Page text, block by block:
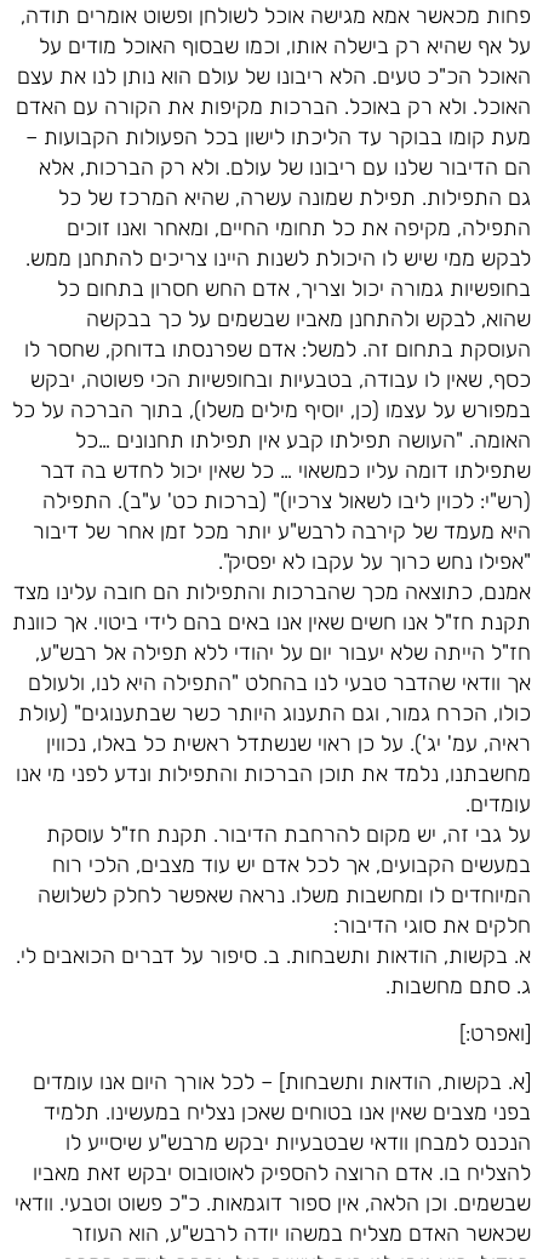
פחות מכאשר אמא מגישה אוכל לשולחן ופשוט אומרים תודה,
על אף שהיא רק בישלה אותו, וכמו שבסוף האוכל מודים על
האוכל הכ"כ טעים. הלא ריבונו של עולם הוא נותן לנו את עצם
האוכל. ולא רק באוכל. הברכות מקיפות את הקורה עם האדם
מעת קומו בבוקר עד הליכתו לישון בכל הפעולות הקבועות –
הם הדיבור שלנו עם ריבונו של עולם. ולא רק הברכות, אלא
גם התפילות. תפילת שמונה עשרה, שהיא המרכז של כל
התפילה, מקיפה את כל תחומי החיים, ומאחר ואנו זוכים
לבקש ממי שיש לו היכולת לשנות היינו צריכים להתחנן ממש.
בחופשיות גמורה יכול וצריך, אדם החש חסרון בתחום כל
שהוא, לבקש ולהתחנן מאביו שבשמים על כך בבקשה
העוסקת בתחום זה. למשל: אדם שפרנסתו בדוחק, שחסר לו
כסף, שאין לו עבודה, בטבעיות ובחופשיות הכי פשוטה, יבקש
במפורש על עצמו (כן, יוסיף מילים משלו), בתוך הברכה על כל
האומה. "העושה תפילתו קבע אין תפילתו תחנונים …כל
שתפילתו דומה עליו כמשאוי … כל שאין יכול לחדש בה דבר
(רש"י: לכוין ליבו לשאול צרכיו)" (ברכות כט' ע"ב). התפילה
היא מעמד של קירבה לרבש"ע יותר מכל זמן אחר של דיבור
"אפילו נחש כרוך על עקבו לא יפסיק".
אמנם, כתוצאה מכך שהברכות והתפילות הם חובה עלינו מצד
תקנת חז"ל אנו חשים שאין אנו באים בהם לידי ביטוי. אך כוונת
חז"ל הייתה שלא יעבור יום על יהודי ללא תפילה אל רבש"ע,
אך וודאי שהדבר טבעי לנו בהחלט "התפילה היא לנו, ולעולם
כולו, הכרח גמור, וגם התענוג היותר כשר שבתענוגים" (עולת
ראיה, עמ' יג'). על כן ראוי שנשתדל ראשית כל באלו, נכווין
מחשבתנו, נלמד את תוכן הברכות והתפילות ונדע לפני מי אנו
עומדים.
על גבי זה, יש מקום להרחבת הדיבור. תקנת חז"ל עוסקת
במעשים הקבועים, אך לכל אדם יש עוד מצבים, הלכי רוח
המיוחדים לו ומחשבות משלו. נראה שאפשר לחלק לשלושה
חלקים את סוגי הדיבור:
א. בקשות, הודאות ותשבחות. ב. סיפור על דברים הכואבים לי.
ג. סתם מחשבות.
[ואפרט:]
[א. בקשות, הודאות ותשבחות] – לכל אורך היום אנו עומדים
בפני מצבים שאין אנו בטוחים שאכן נצליח במעשינו. תלמיד
הנכנס למבחן וודאי שבטבעיות יבקש מרבש"ע שיסייע לו
להצליח בו. אדם הרוצה להספיק לאוטובוס יבקש זאת מאביו
שבשמים. וכן הלאה, אין ספור דוגמאות. כ"כ פשוט וטבעי. וודאי
שכאשר האדם מצליח במשהו יודה לרבש"ע, הוא העוזר